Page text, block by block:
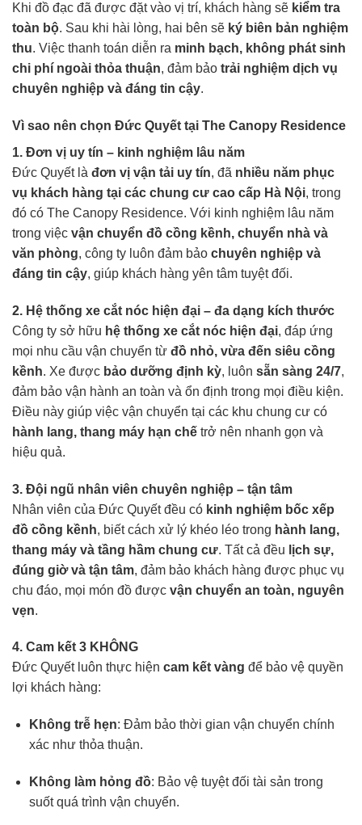
Khi đồ đạc đã được đặt vào vị trí, khách hàng sẽ kiểm tra
toàn bộ. Sau khi hài lòng, hai bên sẽ ký biên bản nghiệm
thu. Việc thanh toán diễn ra minh bạch, không phát sinh
chi phí ngoài thỏa thuận, đảm bảo trải nghiệm dịch vụ
chuyên nghiệp và đáng tin cậy.
Vì sao nên chọn Đức Quyết tại The Canopy Residence
1. Đơn vị uy tín – kinh nghiệm lâu năm
Đức Quyết là đơn vị vận tải uy tín, đã nhiều năm phục
vụ khách hàng tại các chung cư cao cấp Hà Nội, trong
đó có The Canopy Residence. Với kinh nghiệm lâu năm
trong việc vận chuyển đồ cồng kềnh, chuyển nhà và
văn phòng, công ty luôn đảm bảo chuyên nghiệp và
đáng tin cậy, giúp khách hàng yên tâm tuyệt đối.
2. Hệ thống xe cắt nóc hiện đại – đa dạng kích thước
Công ty sở hữu hệ thống xe cắt nóc hiện đại, đáp ứng
mọi nhu cầu vận chuyển từ đồ nhỏ, vừa đến siêu cồng
kềnh. Xe được bảo dưỡng định kỳ, luôn sẵn sàng 24/7,
đảm bảo vận hành an toàn và ổn định trong mọi điều kiện.
Điều này giúp việc vận chuyển tại các khu chung cư có
hành lang, thang máy hạn chế trở nên nhanh gọn và
hiệu quả.
3. Đội ngũ nhân viên chuyên nghiệp – tận tâm
Nhân viên của Đức Quyết đều có kinh nghiệm bốc xếp
đồ cồng kềnh, biết cách xử lý khéo léo trong hành lang,
thang máy và tầng hầm chung cư. Tất cả đều lịch sự,
đúng giờ và tận tâm, đảm bảo khách hàng được phục vụ
chu đáo, mọi món đồ được vận chuyển an toàn, nguyên
vẹn.
4. Cam kết 3 KHÔNG
Đức Quyết luôn thực hiện cam kết vàng để bảo vệ quyền
lợi khách hàng:
Không trễ hẹn: Đảm bảo thời gian vận chuyển chính
xác như thỏa thuận.
Không làm hỏng đồ: Bảo vệ tuyệt đối tài sản trong
suốt quá trình vận chuyển.